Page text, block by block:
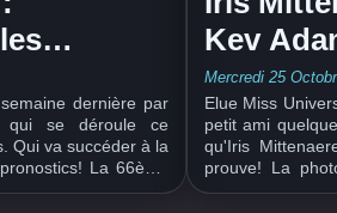
dernière par
qui se déroule ce
Qui va succéder à la
La 66ème
cette année au
Kev
plus!
Mercredi 25
Elue Miss
petit ami
qu'Iris
prouve! La
laisse planer